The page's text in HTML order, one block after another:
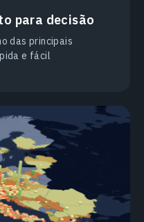
para decisão
das principais
e fácil